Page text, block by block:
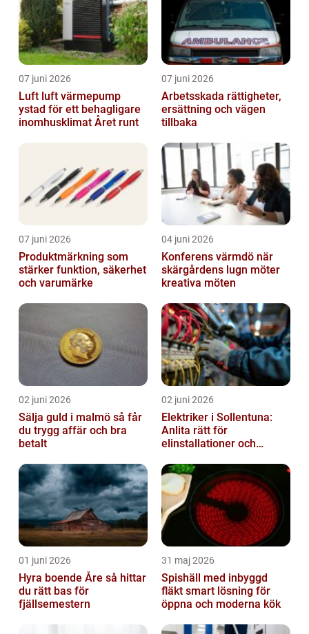
07 juni 2026
Luft luft värmepump
ystad för ett behagligare
inomhusklimat Året runt
07 juni 2026
Arbetsskada rättigheter,
ersättning och vägen
tillbaka
07 juni 2026
Produktmärkning som
stärker funktion, säkerhet
och varumärke
04 juni 2026
Konferens värmdö när
skärgårdens lugn möter
kreativa möten
02 juni 2026
Sälja guld i malmö så får
du trygg affär och bra
betalt
02 juni 2026
Elektriker i Sollentuna:
Anlita rätt för
elinstallationer och
01 juni 2026
Hyra boende Åre så hittar
du rätt bas för
fjällsemestern
31 maj 2026
Spishäll med inbyggd
fläkt smart lösning för
öppna och moderna kök